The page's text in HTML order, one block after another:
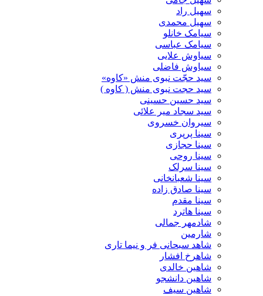
سهیل راد
سهیل محمدی
سیامک خانلو
سیامک عباسی
سیاوش علایی
سیاوش فاضلی
سید حجّت نبوی منش «کاوه»
سید حجت نبوی منش ( کاوه )
سید حسین حسینى
سید سجاد میر علائی
سیروان خسروی
سینا پرپری
سینا حجازی
سینا روحی
سینا سرلک
سینا شعبانخانی
سینا صادق زاده
سینا مقدم
سینا هاترد
شادمهر جمالی
شارمین
شاهد سبحانی فر و نیما تاری
شاهرخ افشار
شاهین خالدی
شاهین دانشجو
شاهین سیف